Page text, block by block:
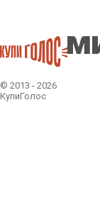
© 2013 - 2026
КупиГолос